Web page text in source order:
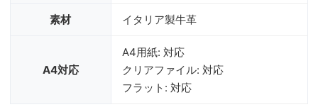
素材 イタリア製牛革
A4対応
A4用紙: 対応
クリアファイル: 対応
フラット: 対応